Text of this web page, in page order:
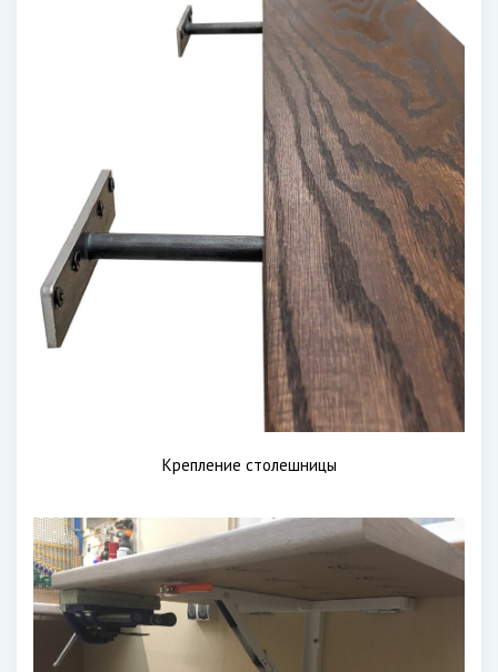
Крепление столешницы